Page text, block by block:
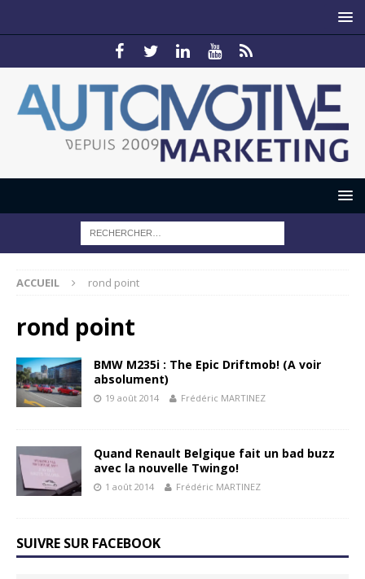
ACCUEIL rond point
rond point
BMW M235i : The Epic Driftmob! (A voir
absolument)
19 août 2014 Frédéric MARTINEZ
Quand Renault Belgique fait un bad buzz
avec la nouvelle Twingo!
1 août 2014 Frédéric MARTINEZ
SUIVRE SUR FACEBOOK